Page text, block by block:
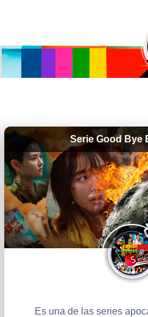
Serie Good Bye
Es una de las series